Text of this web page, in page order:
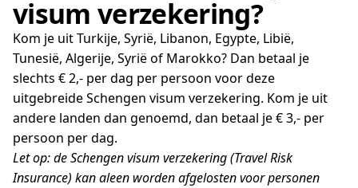
visum verzekering?
Kom je uit Turkije, Syrië, Libanon, Egypte, Libië,
Tunesië, Algerije, Syrië of Marokko? Dan betaal je
slechts € 2,- per dag per persoon voor deze
uitgebreide Schengen visum verzekering. Kom je uit
andere landen dan genoemd, dan betaal je € 3,- per
persoon per dag.
Let op: de Schengen visum verzekering (Travel Risk
Insurance) kan aleen worden afgelosten voor personen